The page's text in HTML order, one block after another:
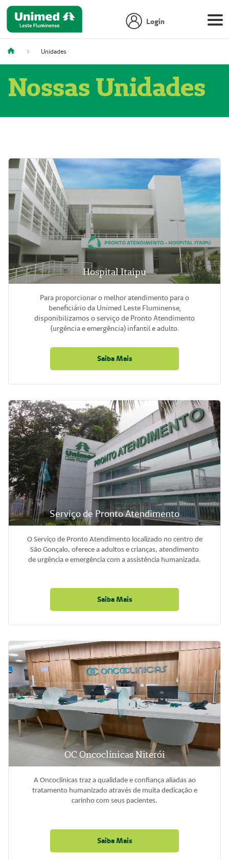
Login
Unidades
Nossas Unidades
Hospital Itaipu
Para proporcionar o melhor atendimento para o
beneficiário da Unimed Leste Fluminense,
disponibilizamos o serviço de Pronto Atendimento
(urgência e emergência) infantil e adulto.
Saiba Mais
Serviço de Pronto Atendimento
O Serviço de Pronto Atendimento localizado no centro de
São Gonçalo, oferece a adultos e crianças, atendimento
de urgência e emergência com a assistência humanizada.
Saiba Mais
OC Oncoclínicas Niterói
A Oncoclínicas traz a qualidade e confiança aliadas ao
tratamento humanizado através de muita dedicação e
carinho com seus pacientes.
Saiba Mais